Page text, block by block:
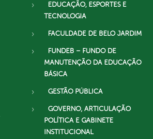
EDUCAÇÃO, ESPORTES E
TECNOLOGIA
FACULDADE DE BELO JARDIM
FUNDEB – FUNDO DE
MANUTENÇÃO DA EDUCAÇÃO
BÁSICA
GESTÃO PÚBLICA
GOVERNO, ARTICULAÇÃO
POLÍTICA E GABINETE
INSTITUCIONAL